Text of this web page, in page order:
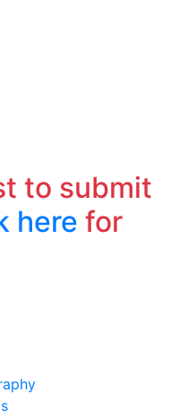
to submit
here for